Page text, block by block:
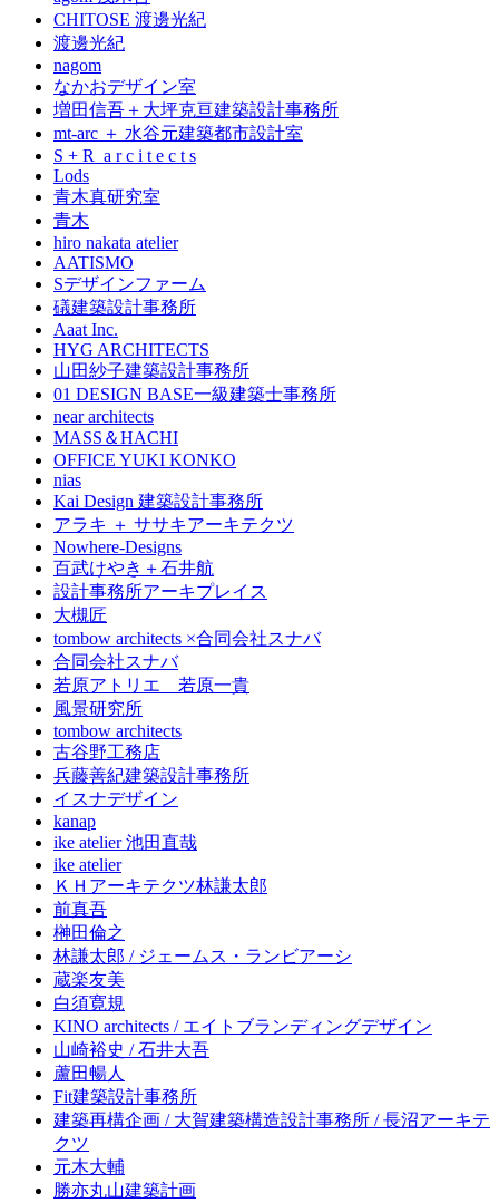
CHITOSE 渡邊光紀
渡邊光紀
nagom
なかおデザイン室
増田信吾＋大坪克亘建築設計事務所
mt-arc ＋ 水谷元建築都市設計室
S + R a r c i t e c t s
Lods
青木真研究室
青木
hiro nakata atelier
AATISMO
Sデザインファーム
礒建築設計事務所
Aaat Inc.
HYG ARCHITECTS
山田紗子建築設計事務所
01 DESIGN BASE一級建築士事務所
near architects
MASS＆HACHI
OFFICE YUKI KONKO
nias
Kai Design 建築設計事務所
アラキ ＋ ササキアーキテクツ
Nowhere-Designs
百武けやき＋石井航
設計事務所アーキプレイス
大槻匠
tombow architects ×合同会社スナバ
合同会社スナバ
若原アトリエ 若原一貴
風景研究所
tombow architects
古谷野工務店
兵藤善紀建築設計事務所
イスナデザイン
kanap
ike atelier 池田直哉
ike atelier
ＫＨアーキテクツ林謙太郎
前真吾
榊田倫之
林謙太郎 / ジェームス・ランビアーシ
蔵楽友美
白須寛規
KINO architects / エイトブランディングデザイン
山崎裕史 / 石井大吾
蘆田暢人
Fit建築設計事務所
建築再構企画 / 大賀建築構造設計事務所 / 長沼アーキテ
クツ
元木大輔
勝亦丸山建築計画